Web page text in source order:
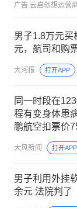
广告 云启创想运营
男子1.8万元买
元，航司和购
大河报 打开APP
同一时段在
程有变身体患
鹏航空扣票价
大风新闻 打开APP
男子利用外挂
余元 法院判了